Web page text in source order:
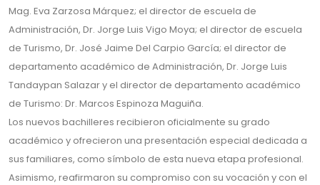
Mag. Eva Zarzosa Márquez; el director de escuela de
Administración, Dr. Jorge Luis Vigo Moya; el director de escuela
de Turismo, Dr. José Jaime Del Carpio García; el director de
departamento académico de Administración, Dr. Jorge Luis
Tandaypan Salazar y el director de departamento académico
de Turismo: Dr. Marcos Espinoza Maguiña.
Los nuevos bachilleres recibieron oficialmente su grado
académico y ofrecieron una presentación especial dedicada a
sus familiares, como símbolo de esta nueva etapa profesional.
Asimismo, reafirmaron su compromiso con su vocación y con el